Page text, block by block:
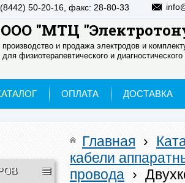
ООО "МТЦ
производство и продажа электродов и
для физиотерапевтического и
50-20-16, факс: 28-80-33
ОПЛАТА ДОСТАВКА
Главная ›
кабели
провода ›